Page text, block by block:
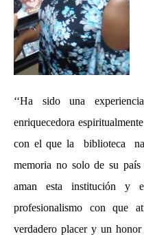
‘‘Ha sido una
enriquecedora
con el que la biblioteca
memoria no solo de su
aman esta institución y
profesionalismo con que
verdadero placer y un